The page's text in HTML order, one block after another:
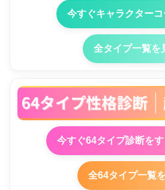
今すぐキャラクター
全タイプ一覧を
今すぐ64タイプ診断をす
全64タイプ一覧